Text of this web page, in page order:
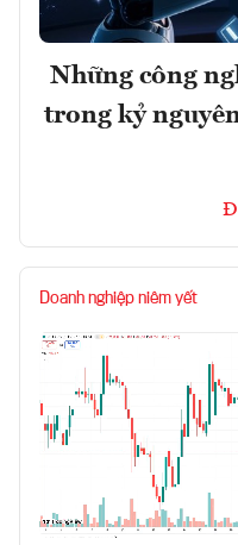
Những công
trong kỷ
Doanh nghiệp niêm yết